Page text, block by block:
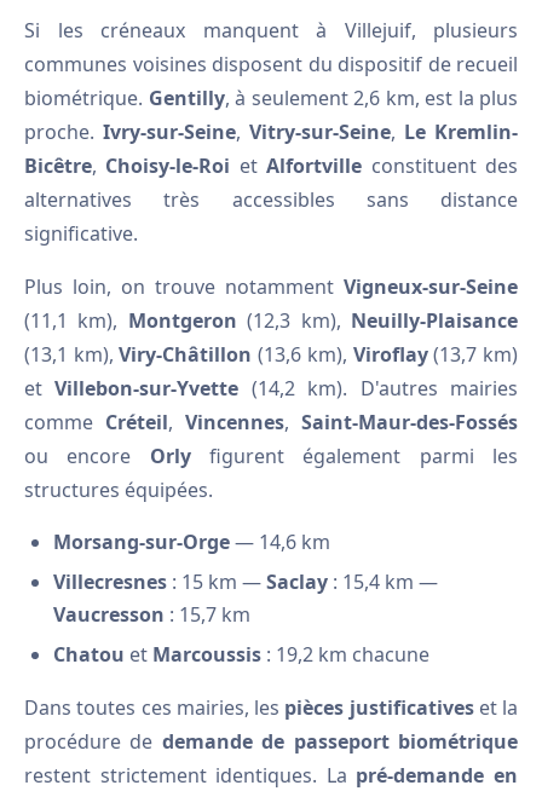
Si les créneaux manquent à Villejuif, plusieurs
communes voisines disposent du dispositif de recueil
biométrique. Gentilly, à seulement 2,6 km, est la plus
proche. Ivry-sur-Seine, Vitry-sur-Seine, Le Kremlin-
Bicêtre, Choisy-le-Roi etAlfortville constituent des
alternatives très accessibles sans distance
significative.
Plus loin, on trouve notamment Vigneux-sur-Seine
(11,1 km), Montgeron (12,3 km), Neuilly-Plaisance
(13,1 km),Viry-Châtillon (13,6 km), Viroflay(13,7 km)
etVillebon-sur-Yvette (14,2 km). D'autres mairies
comme Créteil, Vincennes, Saint-Maur-des-Fossés
ou encore Orlyfigurent également parmi les
structures équipées.
Morsang-sur-Orge— 14,6 km
Villecresnes : 15 km —Saclay : 15,4 km —
Vaucresson : 15,7 km
Chatou et Marcoussis : 19,2 km chacune
Dans toutes ces mairies, les pièces justificativeset la
procédure de demande de passeport biométrique
restent strictement identiques. La pré-demande en